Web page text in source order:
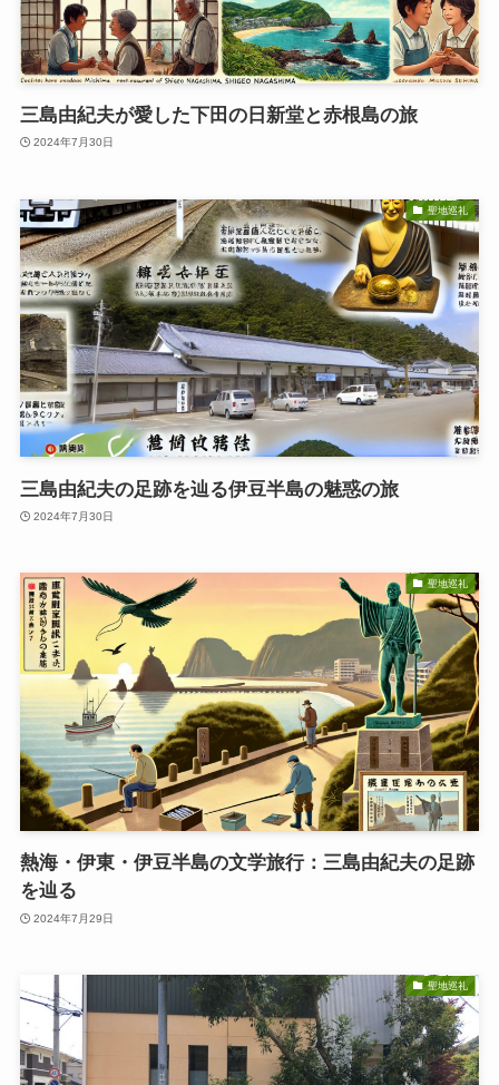
三島由紀夫が愛した下田の日新堂と赤根島の旅
2024年7月30日
聖地巡礼
三島由紀夫の足跡を辿る伊豆半島の魅惑の旅
2024年7月30日
聖地巡礼
熱海・伊東・伊豆半島の文学旅行：三島由紀夫の足跡
を辿る
2024年7月29日
聖地巡礼